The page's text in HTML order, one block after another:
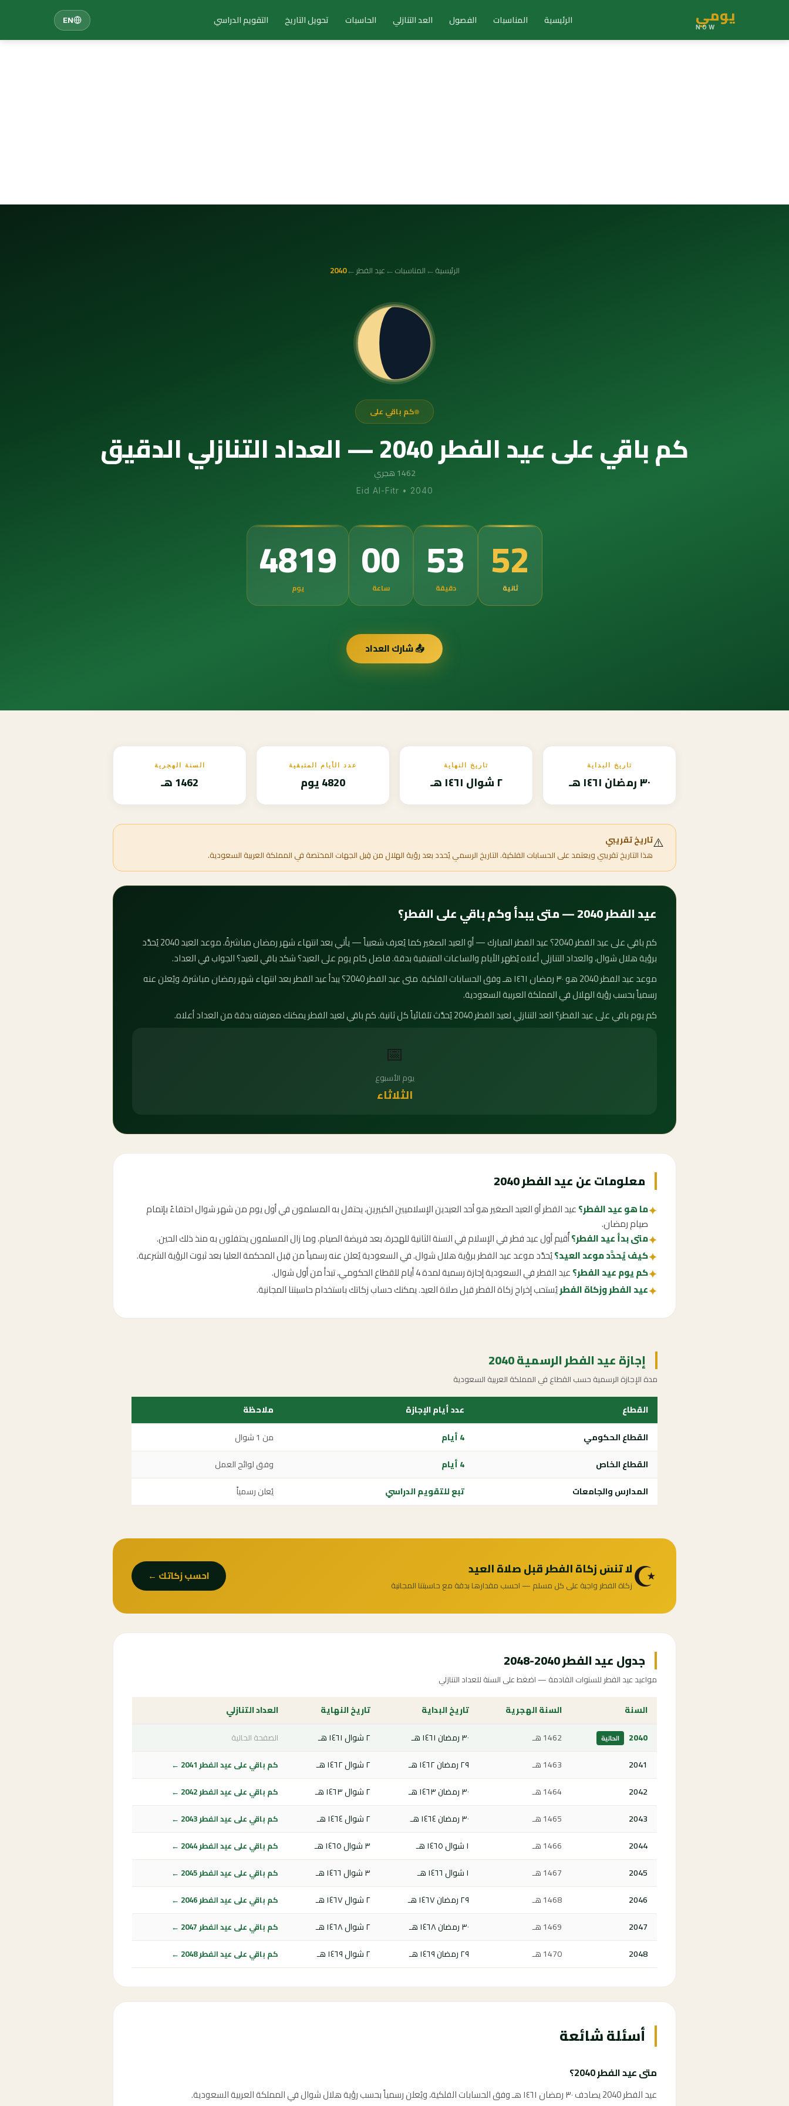
يومي
NOW الرئيسية المناسبات الفصول العد التنازلي الحاسبات تحويل التاريخ التقويم الدراسي EN
الرئيسية←المناسبات←عيد الفطر ←
2040
كم باقي على
كم باقي على عيد الفطر 2040 — العداد التنازلي الدقيق
1462 هجري
Eid Al-Fitr • 2040
4819
يوم 00
ساعة 53
دقيقة 50
ثانية
📤 شارك العداد
تاريخ البداية
٣٠ رمضان ١٤٦١ هـ
تاريخ النهاية
٢ شوال ١٤٦١ هـ
عدد الأيام المتبقية
4820 يوم
السنة الهجرية
1462 هـ
⚠️تاريخ تقريبي
هذا التاريخ تقريبي ويعتمد على الحسابات الفلكية. التاريخ الرسمي يُحدد بعد رؤية الهلال من قِبل الجهات المختصة في المملكة العربية السعودية.
عيد الفطر 2040 — متى يبدأ وكم باقي على الفطر؟
كم باقي على عيد الفطر 2040؟ عيد الفطر المبارك — أو العيد الصغير كما يُعرف شعبياً — يأتي بعد انتهاء شهر رمضان مباشرةً. موعد العيد 2040 يُحدَّد
برؤية هلال شوال، والعداد التنازلي أعلاه يُظهر الأيام والساعات المتبقية بدقة. فاضل كام يوم على العيد؟ شكد باقي للعيد؟ الجواب في العداد.
موعد عيد الفطر 2040 هو ٣٠ رمضان ١٤٦١ هـ وفق الحسابات الفلكية. متى عيد الفطر 2040؟ يبدأ عيد الفطر بعد انتهاء شهر رمضان مباشرة، ويُعلن عنه
رسمياً بحسب رؤية الهلال في المملكة العربية السعودية.
كم يوم باقي على عيد الفطر؟ العد التنازلي لعيد الفطر 2040 يُحدَّث تلقائياً كل ثانية. كم باقي لعيد الفطر يمكنك معرفته بدقة من العداد أعلاه.
📅
يوم الأسبوع
الثلاثاء
معلومات عن عيد الفطر 2040
✦ما هو عيد الفطر؟عيد الفطر أو العيد الصغير هو أحد العيدين الإسلاميين الكبيرين، يحتفل به المسلمون في أول يوم من شهر شوال احتفاءً بإتمام
صيام رمضان.
✦متى بدأ عيد الفطر؟أُقيم أول عيد فطر في الإسلام في السنة الثانية للهجرة، بعد فريضة الصيام، وما زال المسلمون يحتفلون به منذ ذلك الحين.
✦كيف يُحدَّد موعد العيد؟يُحدَّد موعد عيد الفطر برؤية هلال شوال. في السعودية يُعلن عنه رسمياً من قِبل المحكمة العليا بعد ثبوت الرؤية الشرعية.
✦كم يوم عيد الفطر؟عيد الفطر في السعودية إجازة رسمية لمدة 4 أيام للقطاع الحكومي، تبدأ من أول شوال.
✦عيد الفطر وزكاة الفطريُستحب إخراج زكاة الفطر قبل صلاة العيد. يمكنك حساب زكاتك باستخدام حاسبتنا المجانية.
إجازة عيد الفطر الرسمية 2040
مدة الإجازة الرسمية حسب القطاع في المملكة العربية السعودية
القطاع عدد أيام الإجازة
ملاحظة
القطاع الحكومي
4 أيام
من 1 شوال
القطاع الخاص
4 أيام
وفق لوائح العمل
المدارس والجامعات
تبع للتقويم الدراسي يُعلن رسمياً
☪️لا تنسَ زكاة الفطر قبل صلاة العيد
زكاة الفطر واجبة على كل مسلم — احسب مقدارها بدقة مع حاسبتنا المجانية
احسب زكاتك ←
جدول عيد الفطر 2040-2048
مواعيد عيد الفطر للسنوات القادمة — اضغط على السنة للعداد التنازلي
السنة السنة الهجرية تاريخ البداية تاريخ النهاية
العداد التنازلي
2040
الحالية 1462 هـ ٣٠ رمضان ١٤٦١ هـ ٢ شوال ١٤٦١ هـ الصفحة الحالية
2041 1463 هـ ٢٩ رمضان ١٤٦٢ هـ ٢ شوال ١٤٦٢ هـ كم باقي على عيد الفطر 2041 ←
2042 1464 هـ ٣٠ رمضان ١٤٦٣ هـ ٢ شوال ١٤٦٣ هـ كم باقي على عيد الفطر 2042 ←
2043 1465 هـ ٣٠ رمضان ١٤٦٤ هـ ٢ شوال ١٤٦٤ هـ كم باقي على عيد الفطر 2043 ←
2044 1466 هـ ١ شوال ١٤٦٥ هـ ٣ شوال ١٤٦٥ هـ كم باقي على عيد الفطر 2044 ←
2045 1467 هـ ١ شوال ١٤٦٦ هـ ٣ شوال ١٤٦٦ هـ كم باقي على عيد الفطر 2045 ←
2046 1468 هـ ٢٩ رمضان ١٤٦٧ هـ ٢ شوال ١٤٦٧ هـ كم باقي على عيد الفطر 2046 ←
2047 1469 هـ ٣٠ رمضان ١٤٦٨ هـ ٢ شوال ١٤٦٨ هـ كم باقي على عيد الفطر 2047 ←
2048 1470 هـ ٢٩ رمضان ١٤٦٩ هـ ٢ شوال ١٤٦٩ هـ كم باقي على عيد الفطر 2048 ←
أسئلة شائعة
متى عيد الفطر 2040؟
عيد الفطر 2040 يصادف ٣٠ رمضان ١٤٦١ هـ وفق الحسابات الفلكية، ويُعلن رسمياً بحسب رؤية هلال شوال في المملكة العربية السعودية.